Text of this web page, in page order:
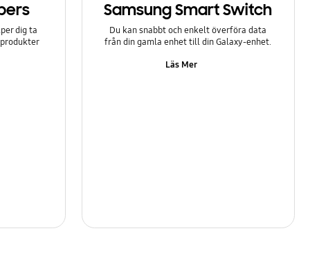
dig ta
Samsung Smart Switch
Du kan snabbt och enkelt överföra data
från din gamla enhet till din Galaxy-enhet.
Läs Mer